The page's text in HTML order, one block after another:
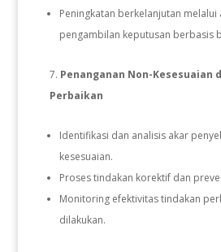
Peningkatan berkelanjutan melalui
pengambilan keputusan berbasis
Penanganan Non-Kesesuaian
Perbaikan
Identifikasi dan analisis akar
kesesuaian.
Proses tindakan korektif dan
Monitoring efektivitas tindakan
dilakukan.